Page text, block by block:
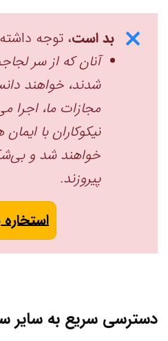
بد است، توجه
آنان که از سر
شدند، خواهند
مجازات ما، اجرا
نیکوکاران با
خواهند شد ‏و
پیروزند. ‏
استخاره
دسترسی سریع به سایر